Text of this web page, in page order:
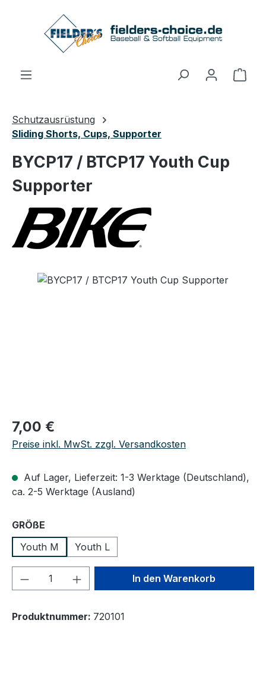
Zum Hauptinhalt springen
Schutzausrüstung
Sliding Shorts, Cups, Supporter
BYCP17 / BTCP17 Youth Cup
Supporter
Bildergalerie überspringen
Regulärer Preis:
7,00 €
Preise inkl. MwSt. zzgl. Versandkosten
Auf Lager, Lieferzeit: 1-3 Werktage (Deutschland),
ca. 2-5 Werktage (Ausland)
GRÖßE
Youth M
Youth L
Produkt Anzahl: Gib denIn den Warenkorb
Produktnummer: 720101